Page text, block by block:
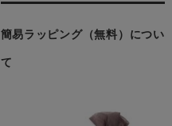
簡易ラッピング（無料）につい
て